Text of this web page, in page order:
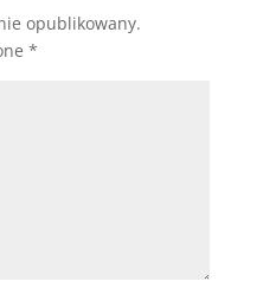
opublikowany.
*